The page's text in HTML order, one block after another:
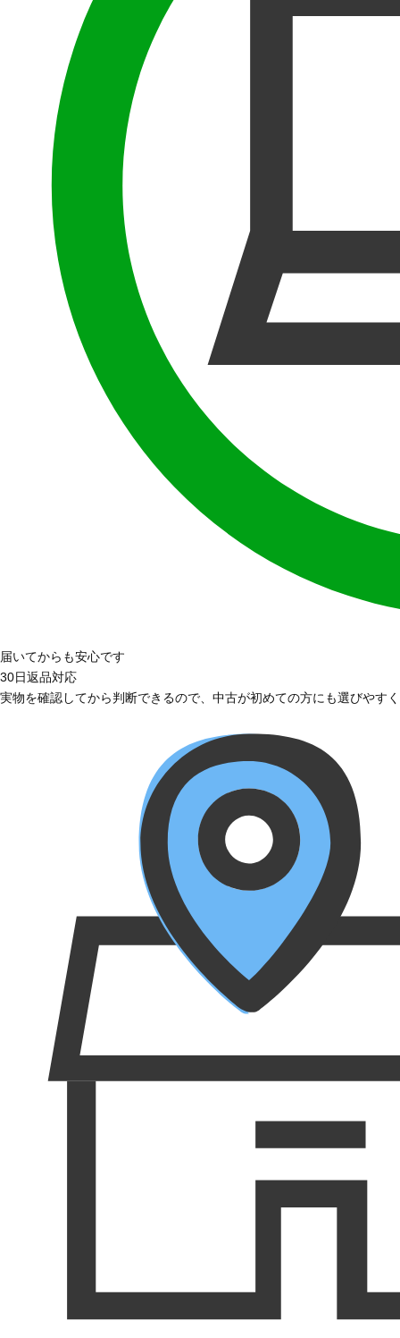
届いてからも安心です
30日返品対応
実物を確認してから判断できるので、中古が初めての方にも選びやす